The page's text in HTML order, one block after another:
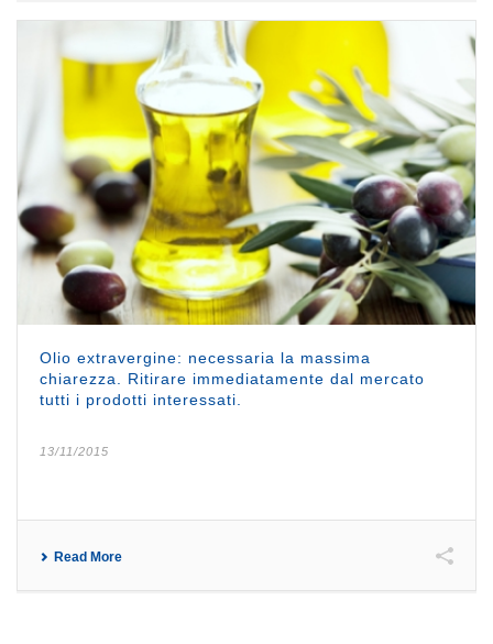
Olio extravergine: necessaria la massima
chiarezza. Ritirare immediatamente dal mercato
tutti i prodotti interessati.
13/11/2015
Read More